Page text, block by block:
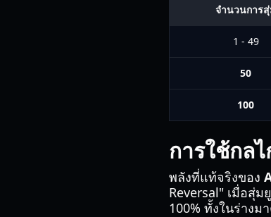
จำนวนการ
1 - 49
50
100
การใช้กล
พลังที่แท้จริงของ
Reversal" เมื่อสุ่
100% ทั้งในร่างม